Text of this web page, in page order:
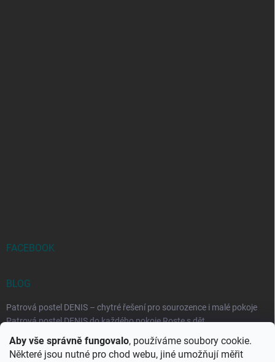
Aby vše správně fungovalo, používáme soubory cookie.
Některé jsou nutné pro chod webu, jiné umožňují měřit
FACEBOOK
BLOG
Patrová postel DENIS – chytré řešení pro sourozence i malé pokoje
Patrová postel DENIS do každého pokoje Roste s dět...
Rozkládací postele RELAX – ideální řešení pro malé prostory i
každodenní spaní